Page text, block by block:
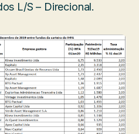
L/S – Direcional.